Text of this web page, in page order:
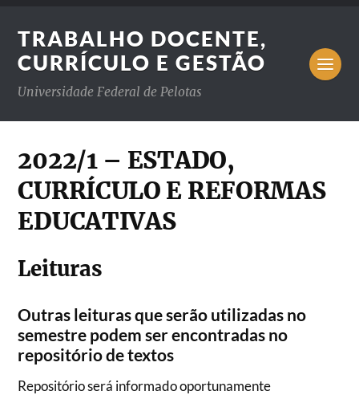
TRABALHO DOCENTE,
CURRÍCULO E GESTÃO
Universidade Federal de Pelotas
2022/1 – ESTADO,
CURRÍCULO E REFORMAS
EDUCATIVAS
Leituras
Outras leituras que serão utilizadas no
semestre podem ser encontradas no
repositório de textos
Repositório será informado oportunamente